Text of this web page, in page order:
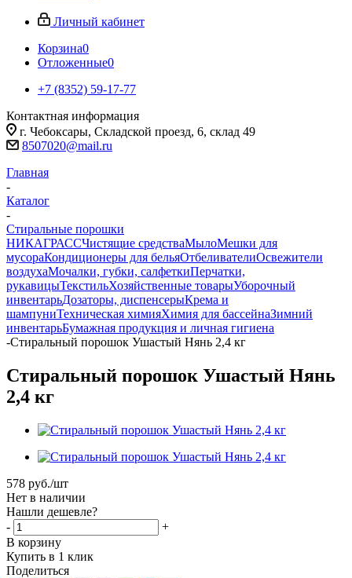
Личный кабинет
Корзина0
Отложенные0
+7 (8352) 59-17-77
Контактная информация
г. Чебоксары, Складской проезд, 6, склад 49
8507020@mail.ru
Главная
-
Каталог
-
Стиральные порошки
НИКАГРАССЧистящие средстваМылоМешки для
мусораКондиционеры для бельяОтбеливателиОсвежители
воздухаМочалки, губки, салфеткиПерчатки,
рукавицыТекстильХозяйственные товарыУборочный
инвентарьДозаторы, диспенсерыКрема и
шампуниТехническая химияХимия для бассейнаЗимний
инвентарьБумажная продукция и личная гигиена
-Стиральный порошок Ушастый Нянь 2,4 кг
Стиральный порошок Ушастый Нянь
2,4 кг
578 руб./шт
Нет в наличии
Нашли дешевле?
-
+
В корзину
Купить в 1 клик
Поделиться